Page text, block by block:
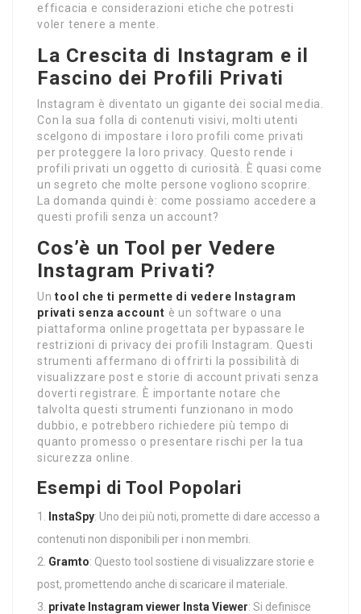
efficacia e considerazioni etiche che potresti
voler tenere a mente.
La Crescita di Instagram e il
Fascino dei Profili Privati
Instagram è diventato un gigante dei social media.
Con la sua folla di contenuti visivi, molti utenti
scelgono di impostare i loro profili come privati
per proteggere la loro privacy. Questo rende i
profili privati un oggetto di curiosità. È quasi come
un segreto che molte persone vogliono scoprire.
La domanda quindi è: come possiamo accedere a
questi profili senza un account?
Cos’è un Tool per Vedere
Instagram Privati?
Untool che ti permette di vedere Instagram
privati senza account è un software o una
piattaforma online progettata per bypassare le
restrizioni di privacy dei profili Instagram. Questi
strumenti affermano di offrirti la possibilità di
visualizzare post e storie di account privati senza
doverti registrare. È importante notare che
talvolta questi strumenti funzionano in modo
dubbio, e potrebbero richiedere più tempo di
quanto promesso o presentare rischi per la tua
sicurezza online.
Esempi di Tool Popolari
InstaSpy: Uno dei più noti, promette di dare accesso a
contenuti non disponibili per i non membri.
Gramto: Questo tool sostiene di visualizzare storie e
post, promettendo anche di scaricare il materiale.
private Instagram viewer Insta Viewer: Si definisce